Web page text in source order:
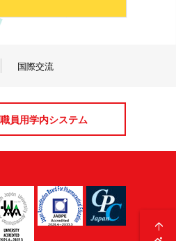
国際交流
員用学内システム